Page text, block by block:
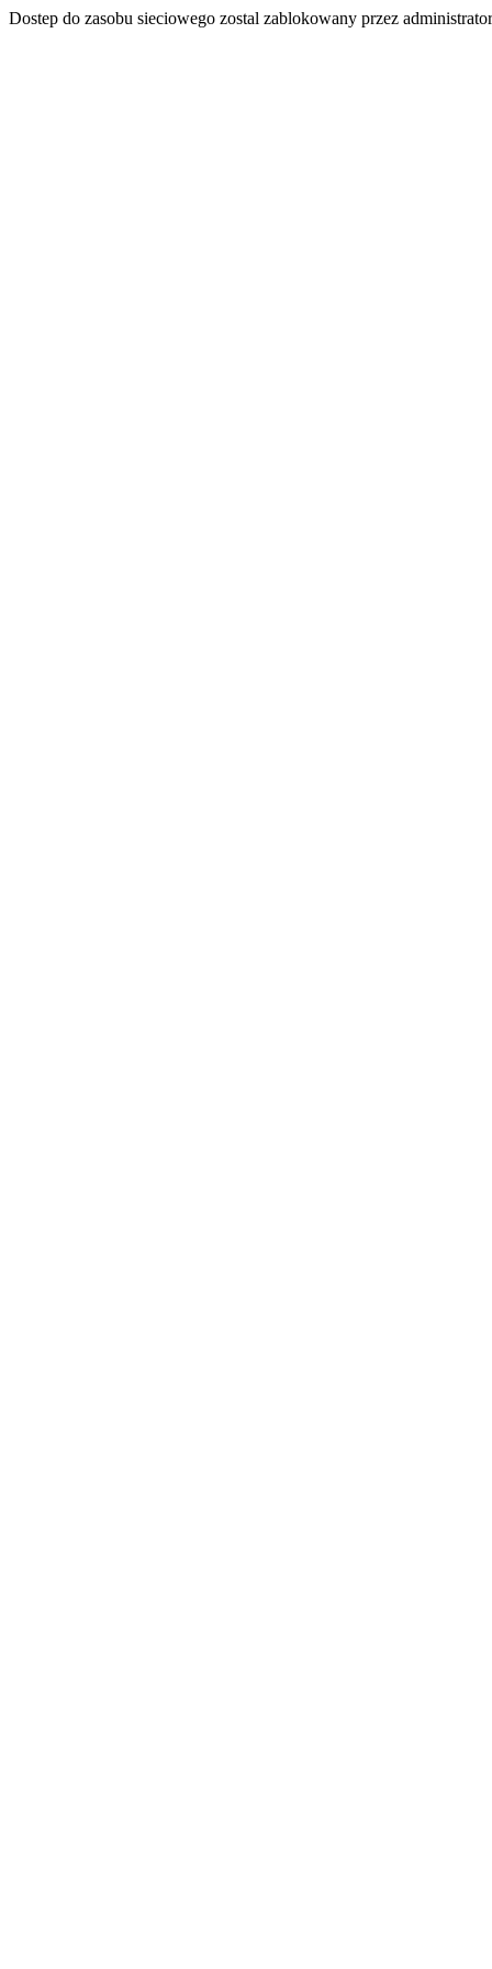
Dostep do zasobu sieciowego zostal zablokowany przez